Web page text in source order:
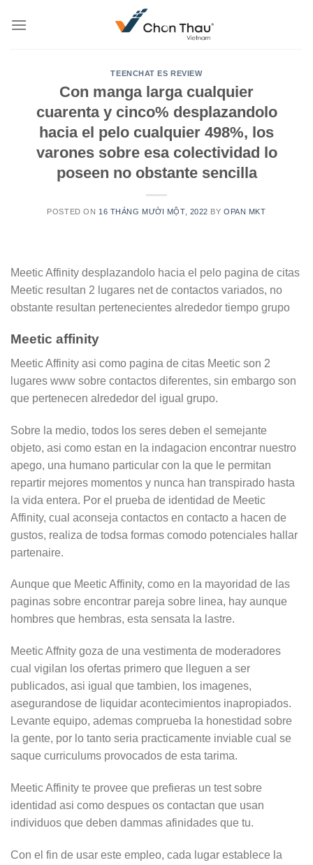
TEENCHAT ES REVIEW
Con manga larga cualquier
cuarenta y cinco% desplazandolo
hacia el pelo cualquier 498%, los
varones sobre esa colectividad lo
poseen no obstante sencilla
POSTED ON 16 THÁNG MƯỜI MỘT, 2022 BYOPAN MKT
Meetic Affinity desplazandolo hacia el pelo pagina de citas
Meetic resultan 2 lugares net de contactos variados, no
obstante resultan pertenecientes alrededor tiempo grupo
Meetic affinity
Meetic Affinity asi­ como pagina de citas Meetic son 2
lugares www sobre contactos diferentes, sin embargo son
que pertenecen alrededor del igual grupo.
Sobre la medio, todos los seres deben el semejante
objeto, asi­ como estan en la indagacion encontrar nuestro
apego, una humano particular con la que le permitan
repartir mejores momentos y nunca han transpirado hasta
la vida entera. Por el prueba de identidad de Meetic
Affinity, cual aconseja contactos en contacto a hacen de
gustos, realiza de todsa formas comodo potenciales hallar
partenaire.
Aunque que Meetic Affinity, como en la mayoridad de las
paginas sobre encontrar pareja sobre linea, hay aunque
hombres que hembras, esta sensata la lastre.
Meetic Affnity goza de una vestimenta de moderadores
cual vigilan los ofertas primero que lleguen a ser
publicados, asi igual que tambien, los imagenes,
asegurandose de liquidar acontecimientos inapropiados.
Levante equipo, ademas comprueba la honestidad sobre
la gente, por lo tanto seri­a practicamente inviable cual se
saque curriculums provocados de esta tarima.
Meetic Affinity te provee que prefieras un test sobre
identidad asi­ como despues os contactan que usan
individuos que deben dammas afinidades que tu.
Con el fin de usar este empleo, cada lugar establece la